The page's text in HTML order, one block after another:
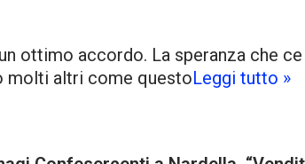
ottimo accordo. La speranza che ce
molti altri come questoLeggi tutto »